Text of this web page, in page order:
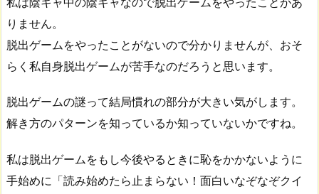
りません。
脱出ゲームをやったことがないので分かりませんが、おそ
らく私自身脱出ゲームが苦手なのだろうと思います。
脱出ゲームの謎って結局慣れの部分が大きい気がします。
解き方のパターンを知っているか知っていないかですね。
私は脱出ゲームをもし今後やるときに恥をかかないように
手始めに「読み始めたら止まらない！面白いなぞなぞクイ